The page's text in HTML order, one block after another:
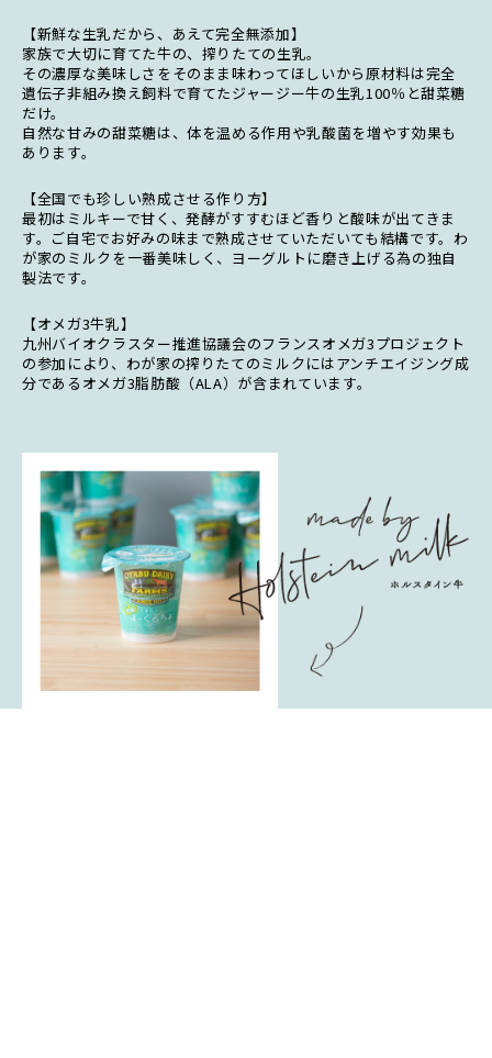
【新鮮な生乳だから、あえて完全無添加】
家族で大切に育てた牛の、搾りたての生乳。
その濃厚な美味しさをそのまま味わってほしいから原材料は完全
遺伝子非組み換え飼料で育てたジャージー牛の生乳100％と甜菜糖
だけ。
自然な甘みの甜菜糖は、体を温める作用や乳酸菌を増やす効果も
あります。
【全国でも珍しい熟成させる作り方】
最初はミルキーで甘く、発酵がすすむほど香りと酸味が出てきま
す。ご自宅でお好みの味まで熟成させていただいても結構です。わ
が家のミルクを一番美味しく、ヨーグルトに磨き上げる為の独自
製法です。
【オメガ3牛乳】
九州バイオクラスター推進協議会のフランスオメガ3プロジェクト
の参加により、わが家の搾りたてのミルクにはアンチエイジング成
分であるオメガ3脂肪酸（ALA）が含まれています。